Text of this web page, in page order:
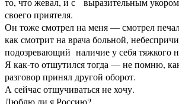
своего приятеля.
Он тоже смотрел на меня — смотрел
как смотрит на врача больной,
подозревающий наличие у себя тяжкого
Я как-то отшутился тогда — не помню,
разговор принял другой оборот.
А сейчас отшучиваться не хочу.